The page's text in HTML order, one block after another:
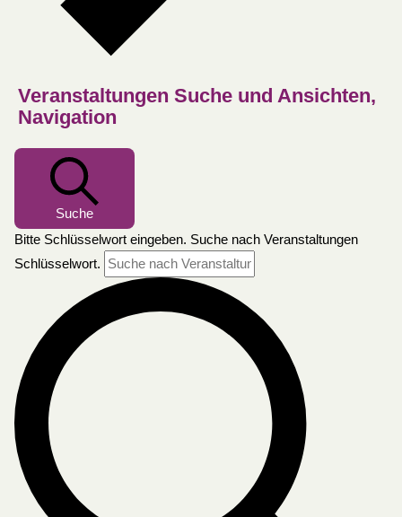
Veranstaltungen Suche und Ansichten,
Navigation
Suche
Bitte Schlüsselwort eingeben. Suche nach Veranstaltungen
Schlüsselwort.